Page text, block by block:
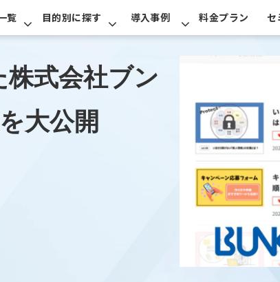
覧 目的別に探す 導入事例 料金プラン セ
式会社ブン
大公開